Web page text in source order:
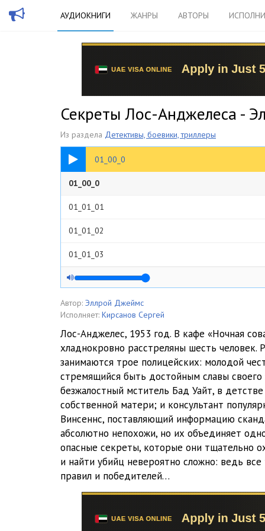
АУДИОКНИГИ ЖАНРЫ АВТОРЫ
Секреты Лос-Анджелеса -
Из раздела Детективы, боевики, триллеры
01_00_0
00:19
01_00_0
01_01_01
01_01_02
01_01_03
01_01_04
01_01_05
01_01_07
01_01_08
01_01_09
01_01_10
01_01_11
01_01_12
01_02_01
01_02_02
Автор: Эллрой Джеймс
Исполняет: Кирсанов Сергей
Лос-Анджелес, 1953 год. В кафе «Ночная
хладнокровно расстреляны шесть человек.
занимаются трое полицейских: молодой
стремящийся быть достойным славы своего
безжалостный мститель Бад Уайт, в
собственной матери; и консультант
Винсеннс, поставляющий информацию
абсолютно непохожи, но их объединяет
опасные секреты, которые они тщательно
и найти убийц невероятно сложно: ведь
правил и победителей…